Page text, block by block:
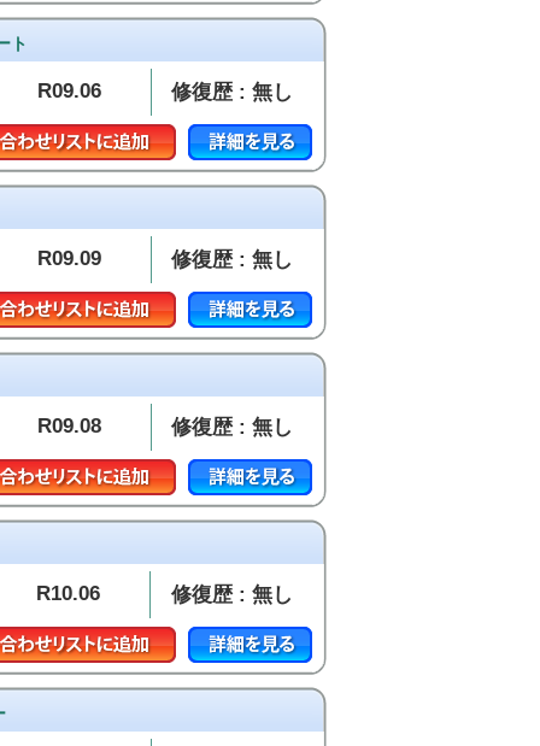
ト
R09.06 修復歴 : 無し
R09.09 修復歴 : 無し
R09.08 修復歴 : 無し
R10.06 修復歴 : 無し